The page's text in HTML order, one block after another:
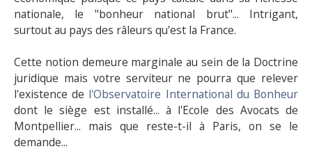
nationale, le "bonheur national brut"... Intrigant,
surtout au pays des râleurs qu'est la France.
Cette notion demeure marginale au sein de la Doctrine
juridique mais votre serviteur ne pourra que relever
l'existence de l'Observatoire International du Bonheur
dont le siège est installé... à l'Ecole des Avocats de
Montpellier... mais que reste-t-il à Paris, on se le
demande...